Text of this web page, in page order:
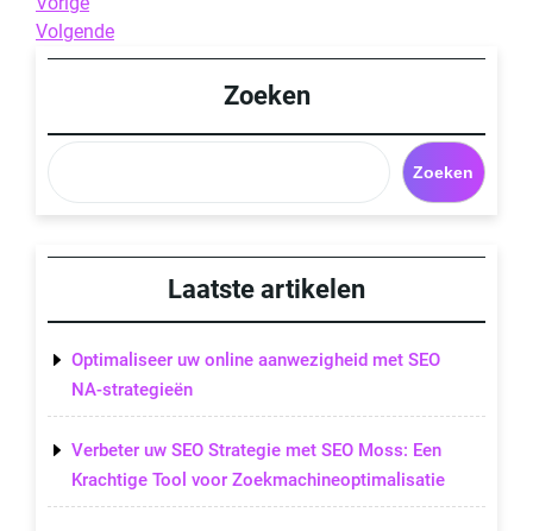
Post
Next
Post
Volgende
Zoeken
Zoeken
Laatste artikelen
Optimaliseer uw online aanwezigheid met SEO
NA-strategieën
Verbeter uw SEO Strategie met SEO Moss: Een
Krachtige Tool voor Zoekmachineoptimalisatie